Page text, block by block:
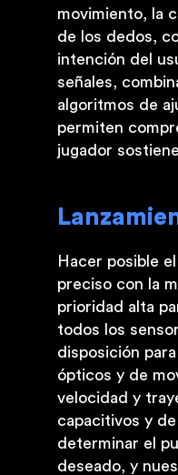
movimiento, la
de los dedos,
intención del
señales,
algoritmos de
permiten
jugador
Hacer posible
preciso con la
prioridad alta
todos los
disposición
ópticos y de
velocidad y
capacitivos y
determinar el
deseado, y